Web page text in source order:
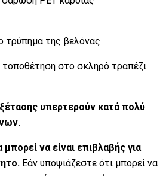
τρύπημα της βελόνας
στο σκληρό τραπέζι
υπερτερούν κατά πολύ
μπορεί να είναι επιβλαβής για
Εάν υποψιάζεστε ότι μπορεί να